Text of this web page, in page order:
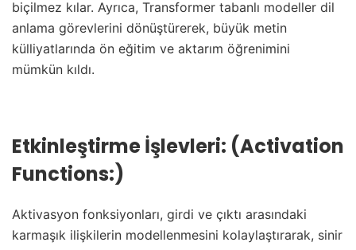
biçilmez kılar. Ayrıca, Transformer tabanlı modeller dil
anlama görevlerini dönüştürerek, büyük metin
külliyatlarında ön eğitim ve aktarım öğrenimini
mümkün kıldı.
Etkinleştirme İşlevleri: (Activation
Functions:)
Aktivasyon fonksiyonları, girdi ve çıktı arasındaki
karmaşık ilişkilerin modellenmesini kolaylaştırarak, sinir